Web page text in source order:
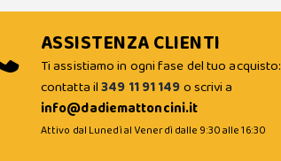
ASSISTENZA CLIENTI
Ti assistiamo in ogni fase del tuo acquisto:
contatta il349 11 91 149o scrivi a
info@dadiemattoncini.it
Attivo dal Lunedì al Venerdì dalle 9:30 alle 16:30